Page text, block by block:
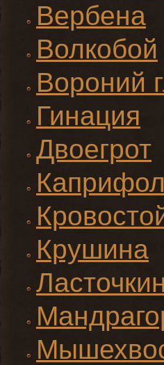
Вербена
Волкобой
Вороний
Гинация
Двоегрот
Крушина